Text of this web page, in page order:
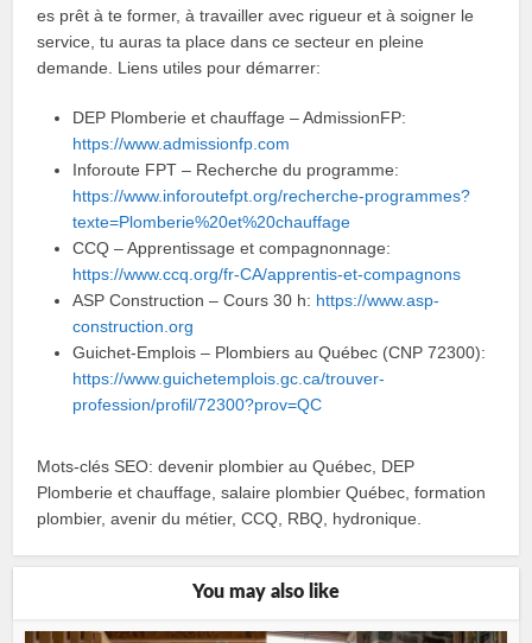
es prêt à te former, à travailler avec rigueur et à soigner le
service, tu auras ta place dans ce secteur en pleine
demande. Liens utiles pour démarrer:
DEP Plomberie et chauffage – AdmissionFP:
https://www.admissionfp.com
Inforoute FPT – Recherche du programme:
https://www.inforoutefpt.org/recherche-programmes?
texte=Plomberie%20et%20chauffage
CCQ – Apprentissage et compagnonnage:
https://www.ccq.org/fr-CA/apprentis-et-compagnons
ASP Construction – Cours 30 h: https://www.asp-
construction.org
Guichet-Emplois – Plombiers au Québec (CNP 72300):
https://www.guichetemplois.gc.ca/trouver-
profession/profil/72300?prov=QC
Mots-clés SEO: devenir plombier au Québec, DEP
Plomberie et chauffage, salaire plombier Québec, formation
plombier, avenir du métier, CCQ, RBQ, hydronique.
You may also like